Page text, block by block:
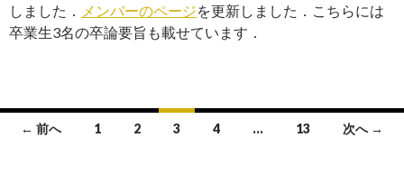
しました． メンバーのページを更新しました．こちらには
卒業生3名の卒論要旨も載せています．
← 前へ 1 2 3 4 … 13 次へ →